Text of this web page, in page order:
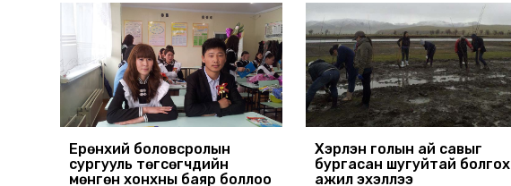
Ерөнхий боловсролын
сургууль төгсөгчдийн
мөнгөн хонхны баяр боллоо
Хэрлэн голын ай савыг
бургасан шугуйтай болгох
ажил эхэллээ